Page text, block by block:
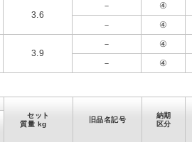
3.6
－ ④
－ ④
3.9
－ ④
－ ④
セット
質量 kg
旧品名記号
納期
区分